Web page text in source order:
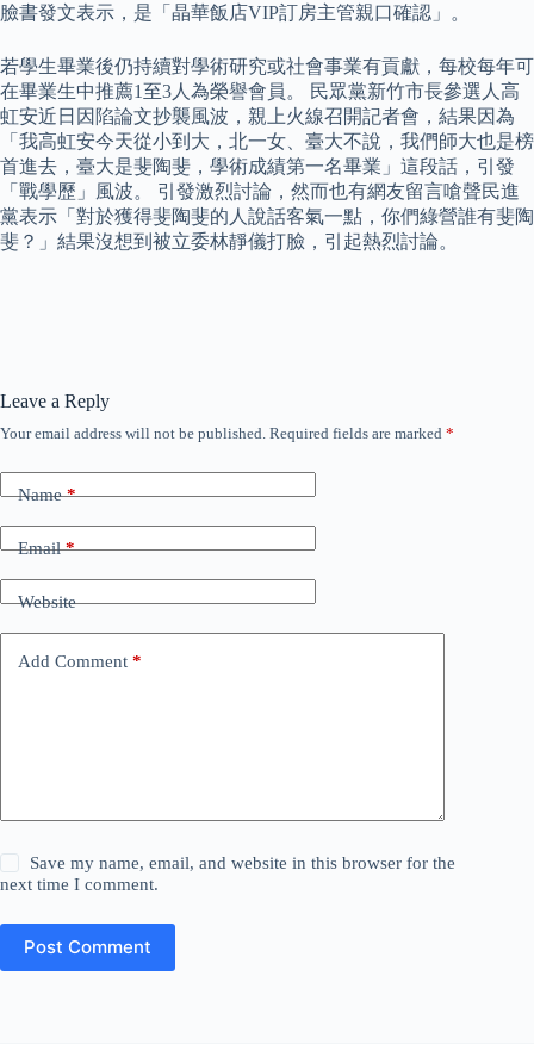
臉書發文表示，是「晶華飯店VIP訂房主管親口確認」。
若學生畢業後仍持續對學術研究或社會事業有貢獻，每校每年可
在畢業生中推薦1至3人為榮譽會員。 民眾黨新竹市長參選人高
虹安近日因陷論文抄襲風波，親上火線召開記者會，結果因為
「我高虹安今天從小到大，北一女、臺大不說，我們師大也是榜
首進去，臺大是斐陶斐，學術成績第一名畢業」這段話，引發
「戰學歷」風波。 引發激烈討論，然而也有網友留言嗆聲民進
黨表示「對於獲得斐陶斐的人說話客氣一點，你們綠營誰有斐陶
斐？」結果沒想到被立委林靜儀打臉，引起熱烈討論。
Leave a Reply
Your email address will not be published. Required fields are marked *
Name*
Email*
Website
Add Comment *
Save my name, email, and website in this browser for the
next time I comment.
Post Comment